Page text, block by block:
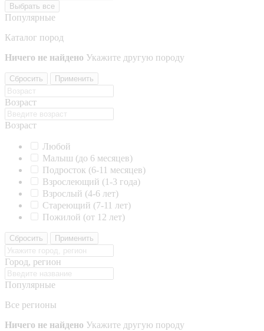
Выбрать все
Популярные
Каталог пород
Ничего не найдено Укажите другую породу
Сбросить Применить
Возраст
Возраст
Любой
Малыш (до 6 месяцев)
Подросток (6-11 месяцев)
Взрослеющий (1-3 года)
Взрослый (4-6 лет)
Стареющий (7-11 лет)
Пожилой (от 12 лет)
Сбросить Применить
Город, регион
Популярные
Все регионы
Ничего не найдено Укажите другую породу